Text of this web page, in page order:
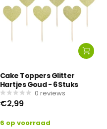
Cake Toppers Glitter
Hartjes Goud - 6 Stuks
0 reviews
€2,99
6 op voorraad